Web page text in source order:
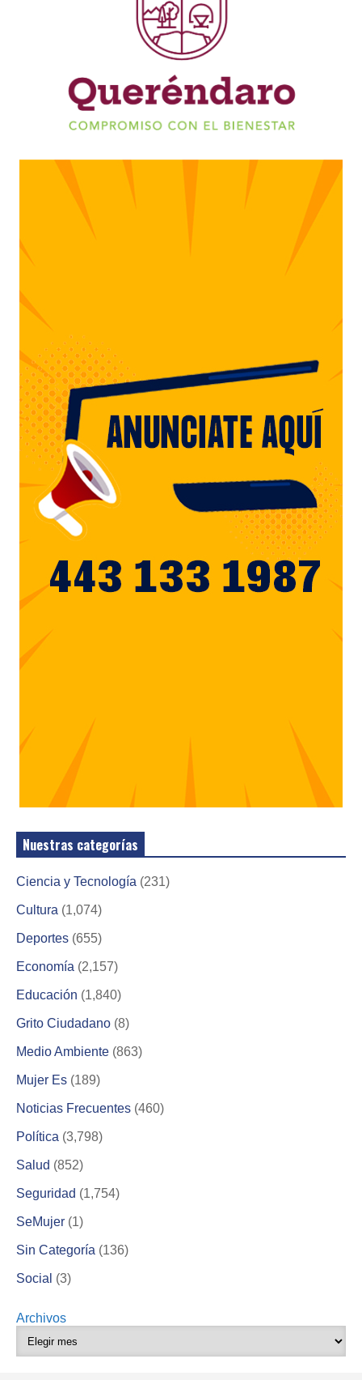
Nuestras categorías
Ciencia y Tecnología (231)
Cultura (1,074)
Deportes (655)
Economía (2,157)
Educación (1,840)
Grito Ciudadano (8)
Medio Ambiente (863)
Mujer Es (189)
Noticias Frecuentes (460)
Política (3,798)
Salud (852)
Seguridad (1,754)
SeMujer (1)
Sin Categoría (136)
Social (3)
Archivos